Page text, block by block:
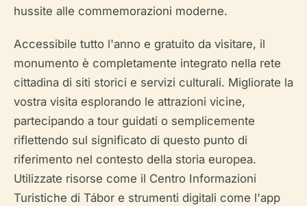
hussite alle commemorazioni moderne.
Accessibile tutto l'anno e gratuito da visitare, il
monumento è completamente integrato nella rete
cittadina di siti storici e servizi culturali. Migliorate la
vostra visita esplorando le attrazioni vicine,
partecipando a tour guidati o semplicemente
riflettendo sul significato di questo punto di
riferimento nel contesto della storia europea.
Utilizzate risorse come il Centro Informazioni
Turistiche di Tábor e strumenti digitali come l'app